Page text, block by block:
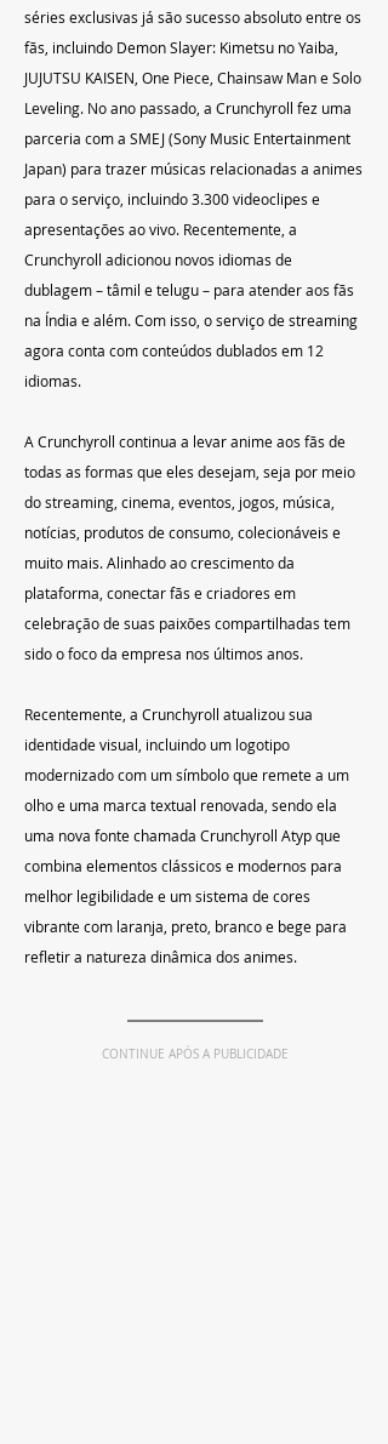
séries exclusivas já são sucesso absoluto entre os
fãs, incluindo Demon Slayer: Kimetsu no Yaiba,
JUJUTSU KAISEN, One Piece, Chainsaw Man e Solo
Leveling. No ano passado, a Crunchyroll fez uma
parceria com a SMEJ (Sony Music Entertainment
Japan) para trazer músicas relacionadas a animes
para o serviço, incluindo 3.300 videoclipes e
apresentações ao vivo. Recentemente, a
Crunchyroll adicionou novos idiomas de
dublagem – tâmil e telugu – para atender aos fãs
na Índia e além. Com isso, o serviço de streaming
agora conta com conteúdos dublados em 12
idiomas.
A Crunchyroll continua a levar anime aos fãs de
todas as formas que eles desejam, seja por meio
do streaming, cinema, eventos, jogos, música,
notícias, produtos de consumo, colecionáveis e
muito mais. Alinhado ao crescimento da
plataforma, conectar fãs e criadores em
celebração de suas paixões compartilhadas tem
sido o foco da empresa nos últimos anos.
Recentemente, a Crunchyroll atualizou sua
identidade visual, incluindo um logotipo
modernizado com um símbolo que remete a um
olho e uma marca textual renovada, sendo ela
uma nova fonte chamada Crunchyroll Atyp que
combina elementos clássicos e modernos para
melhor legibilidade e um sistema de cores
vibrante com laranja, preto, branco e bege para
refletir a natureza dinâmica dos animes.
CONTINUE APÓS A PUBLICIDADE